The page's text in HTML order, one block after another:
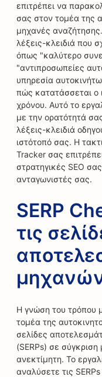
επιτρέπει να
σας στον τομέα της
μηχανές
λέξεις-κλειδιά που
όπως "καλύτερο
"αντιπροσωπείες
υπηρεσία
πώς κατατάσσεται ο
χρόνου. Αυτό το
με την ορατότητά
λέξεις-κλειδιά
ιστότοπό σας. Η
Tracker σας
στρατηγικές SEO
ανταγωνιστές σας.
SERP
τις
Η γνώση του τρόπου
τομέα της
σελίδες
(SERPs) σε σύγκριση
ανεκτίμητη. Το
αναλύσετε τις